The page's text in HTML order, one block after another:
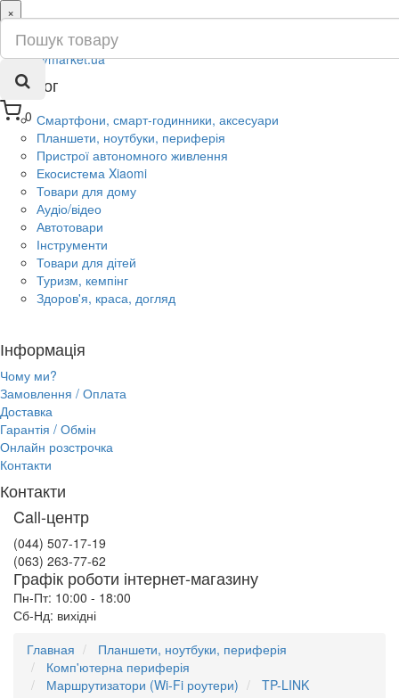
0
×
ru
ua
Каталог
Смартфони, смарт-годинники, аксесуари
Планшети, ноутбуки, периферія
Пристрої автономного живлення
Екосистема Xiaomi
Товари для дому
Аудіо/відео
Автотовари
Інструменти
Товари для дітей
Туризм, кемпінг
Здоров'я, краса, догляд
Інформація
Чому ми?
Замовлення / Оплата
Доставка
Гарантія / Обмін
Онлайн розстрочка
Контакти
Контакти
Call-центр
(044) 507-17-19
(063) 263-77-62
Графік роботи інтернет-магазину
Пн-Пт: 10:00 - 18:00
Сб-Нд: вихідні
Главная
Планшети, ноутбуки, периферія
Комп'ютерна периферія
Маршрутизатори (Wi-Fi роутери)
TP-LINK